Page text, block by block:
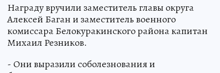
Награду вручили заместитель главы округа
Алексей Баган и заместитель военного
комиссара Белокуракинского района капитан
Михаил Резников.
- Они выразили соболезнования и